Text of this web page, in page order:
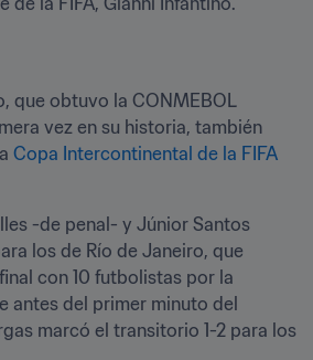
que obtuvo la CONMEBOL
vez en su historia, también
Copa Intercontinental de la FIFA
-de penal- y Júnior Santos
los de Río de Janeiro, que
con 10 futbolistas por la
antes del primer minuto del
marcó el transitorio 1-2 para los